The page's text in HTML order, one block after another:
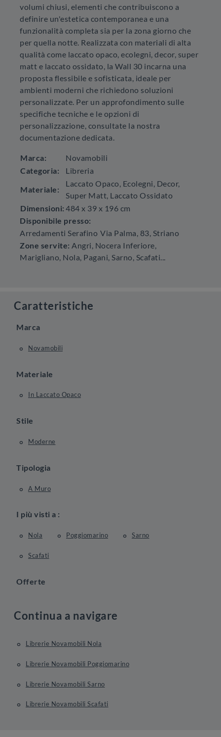
volumi chiusi, elementi che contribuiscono a
definire un'estetica contemporanea e una
funzionalità completa sia per la zona giorno che
per quella notte. Realizzata con materiali di alta
qualità come laccato opaco, ecolegni, decor, super
matt e laccato ossidato, la Wall 30 incarna una
proposta flessibile e sofisticata, ideale per
ambienti moderni che richiedono soluzioni
personalizzate. Per un approfondimento sulle
specifiche tecniche e le opzioni di
personalizzazione, consultate la nostra
documentazione dedicata.
Marca:
Novamobili
Categoria:
Libreria
Materiale:
Laccato Opaco, Ecolegni, Decor,
Super Matt, Laccato Ossidato
Dimensioni: 484 x 39 x 196 cm
Disponibile presso:
Arredamenti Serafino Via Palma, 83, Striano
Zone servite: Angri, Nocera Inferiore,
Marigliano, Nola, Pagani, Sarno, Scafati...
Caratteristiche
Marca
Novamobili
Materiale
In Laccato Opaco
Stile
Moderne
Tipologia
A Muro
I più visti a :
Nola Poggiomarino Sarno
Scafati
Offerte
Continua a navigare
Librerie Novamobili Nola
Librerie Novamobili Poggiomarino
Librerie Novamobili Sarno
Librerie Novamobili Scafati